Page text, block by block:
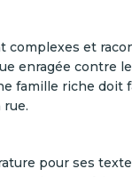
complexes et
enragée contre
famille riche doit
pour ses